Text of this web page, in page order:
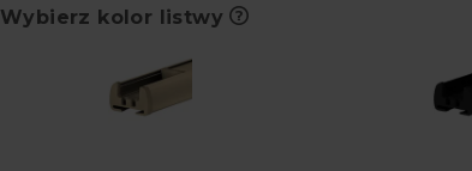
Wybierz kolor listwy